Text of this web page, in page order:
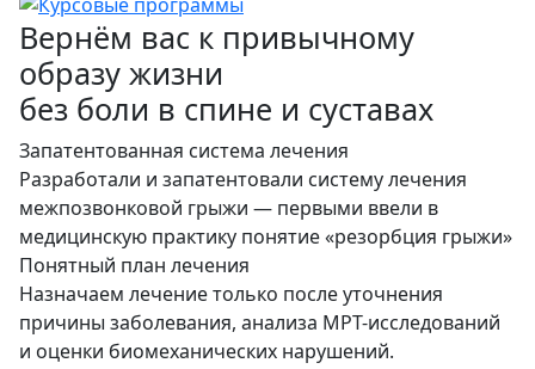
Вернём вас к привычному
образу жизни
без боли в спине и суставах
Запатентованная система лечения
Разработали и запатентовали систему лечения
межпозвонковой грыжи — первыми ввели в
медицинскую практику понятие «резорбция грыжи»
Понятный план лечения
Назначаем лечение только после уточнения
причины заболевания, анализа МРТ-исследований
и оценки биомеханических нарушений.